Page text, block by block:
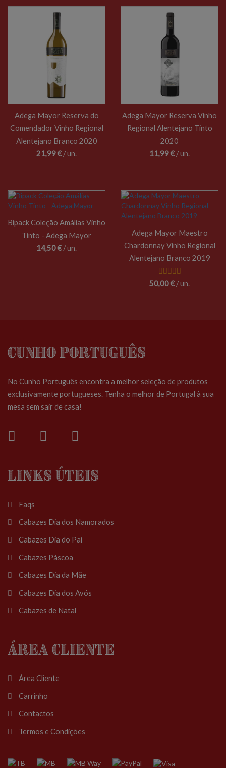
Adega Mayor Reserva do
Comendador Vinho Regional
Alentejano Branco 2020
21,99 €/ un.
Adega Mayor Reserva Vinho
Regional Alentejano Tinto
2020
11,99 €/ un.
Bipack Coleção Amálias Vinho
Tinto - Adega Mayor
14,50 €/ un.
Adega Mayor Maestro
Chardonnay Vinho Regional
Alentejano Branco 2019
50,00 €/ un.
Cunho Português
No Cunho Português encontra a melhor seleção de produtos
exclusivamente portugueses. Tenha o melhor de Portugal à sua
mesa sem sair de casa!
Links Úteis
Faqs
Cabazes Dia dos Namorados
Cabazes Dia do Pai
Cabazes Páscoa
Cabazes Dia da Mãe
Cabazes Dia dos Avós
Cabazes de Natal
Área Cliente
Área Cliente
Carrinho
Contactos
Termos e Condições